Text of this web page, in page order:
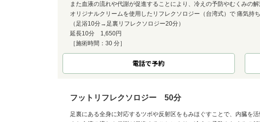
また血液の流れや代謝が促進することにより、冷えの予防やむくみの解
オリジナルクリームを使用したリフレクソロジー（台湾式）で 痛気持
（足浴10分→足裏リフレクソロジー20分）
延長10分 1,650円
［施術時間：30 分］
電話で予約
フットリフレクソロジー 50分
足裏にある全身に対応するツボや反射区をもみほぐすことで、内臓を活